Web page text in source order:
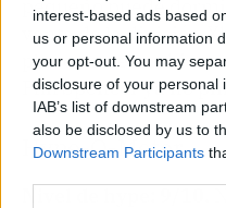
interest-based ads based
us or personal information
your opt-out. You may
disclosure of your personal
IAB’s list of downstream
also be disclosed by us to
Downstream Participants
pequeño puede
venta de la división
planea en el
Phil Spencer ya no
Hype-O-Meter